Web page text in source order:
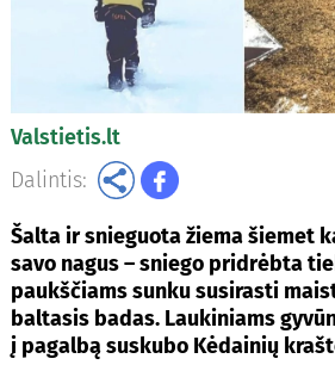
Valstietis.lt
Dalintis:
Šalta ir snieguota žiema šiemet
savo nagus – sniego pridrėbta
paukščiams sunku susirasti
baltasis badas. Laukiniams
į pagalbą suskubo Kėdainių